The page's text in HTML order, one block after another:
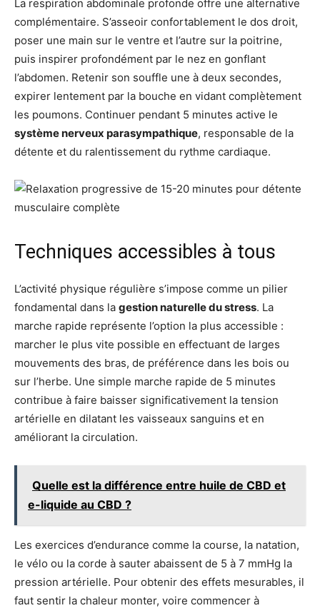
La respiration abdominale profonde offre une alternative
complémentaire. S’asseoir confortablement le dos droit,
poser une main sur le ventre et l’autre sur la poitrine,
puis inspirer profondément par le nez en gonflant
l’abdomen. Retenir son souffle une à deux secondes,
expirer lentement par la bouche en vidant complètement
les poumons. Continuer pendant 5 minutes active le
système nerveux parasympathique, responsable de la
détente et du ralentissement du rythme cardiaque.
Techniques accessibles à tous
L’activité physique régulière s’impose comme un pilier
fondamental dans la gestion naturelle du stress. La
marche rapide représente l’option la plus accessible :
marcher le plus vite possible en effectuant de larges
mouvements des bras, de préférence dans les bois ou
sur l’herbe. Une simple marche rapide de 5 minutes
contribue à faire baisser significativement la tension
artérielle en dilatant les vaisseaux sanguins et en
améliorant la circulation.
Quelle est la différence entre huile de CBD et
e-liquide au CBD ?
Les exercices d’endurance comme la course, la natation,
le vélo ou la corde à sauter abaissent de 5 à 7 mmHg la
pression artérielle. Pour obtenir des effets mesurables, il
faut sentir la chaleur monter, voire commencer à